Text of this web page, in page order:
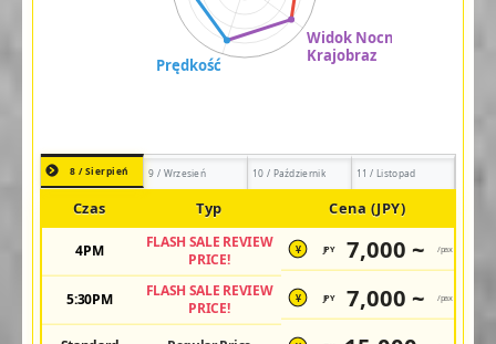
8 / Sierpień 9 / Wrzesień 10 / Październik 11 / Listopad
Czas Typ Cena (JPY)
4PM
FLASH SALE REVIEW
PRICE!
¥ JPY 7,000 ~ /pax
5:30PM
FLASH SALE REVIEW
PRICE!
¥ JPY 7,000 ~ /pax